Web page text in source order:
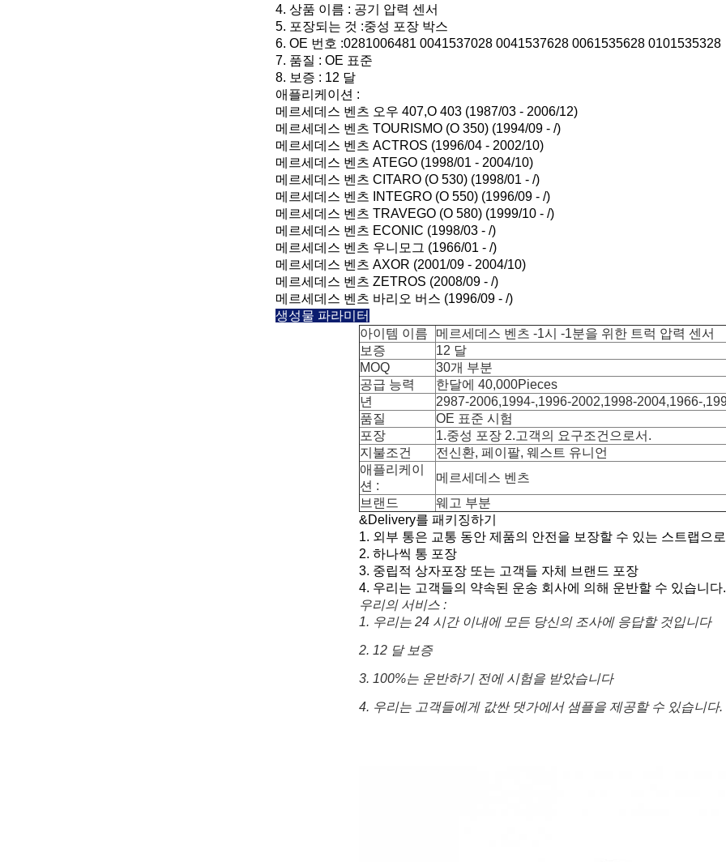
4. 상품 이름 : 공기 압력 센서
5. 포장되는 것 :중성 포장 박스
6. OE 번호 :0281006481 0041537028 0041537628 0061535628 0101535328
7. 품질 : OE 표준
8. 보증 : 12 달
애플리케이션 :
메르세데스 벤츠 오우 407,O 403 (1987/03 - 2006/12)
메르세데스 벤츠 TOURISMO (O 350) (1994/09 - /)
메르세데스 벤츠 ACTROS (1996/04 - 2002/10)
메르세데스 벤츠 ATEGO (1998/01 - 2004/10)
메르세데스 벤츠 CITARO (O 530) (1998/01 - /)
메르세데스 벤츠 INTEGRO (O 550) (1996/09 - /)
메르세데스 벤츠 TRAVEGO (O 580) (1999/10 - /)
메르세데스 벤츠 ECONIC (1998/03 - /)
메르세데스 벤츠 우니모그 (1966/01 - /)
메르세데스 벤츠 AXOR (2001/09 - 2004/10)
메르세데스 벤츠 ZETROS (2008/09 - /)
메르세데스 벤츠 바리오 버스 (1996/09 - /)
생성물 파라미터
아이템 이름
메르세데스 벤츠 -1시 -1분을 위한 트럭 압력 센서
보증
12 달
MOQ
30개 부분
공급 능력
한달에 40,000Pieces
년
2987-2006,1994-,1996-2002,1998-2004,1966-
품질
OE 표준 시험
포장
1.중성 포장 2.고객의 요구조건으로서.
지불조건
전신환, 페이팔, 웨스트 유니언
애플리케이
션 :
메르세데스 벤츠
브랜드
웨고 부분
&Delivery를 패키징하기
1. 외부 통은 교통 동안 제품의 안전을 보장할 수 있는 스트랩으
2. 하나씩 통 포장
3. 중립적 상자포장 또는 고객들 자체 브랜드 포장
4. 우리는 고객들의 약속된 운송 회사에 의해 운반할 수 있습니다.
우리의 서비스 :
1. 우리는 24 시간 이내에 모든 당신의 조사에 응답할 것입니다
2. 12 달 보증
3. 100%는 운반하기 전에 시험을 받았습니다
4. 우리는 고객들에게 값싼 댓가에서 샘플을 제공할 수 있습니다.